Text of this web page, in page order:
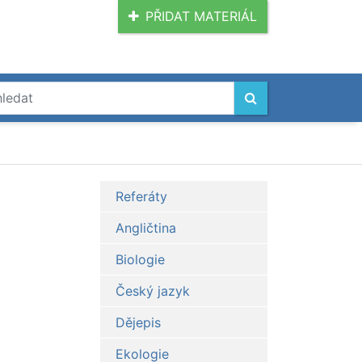
PŘIDAT MATERIÁL
Referáty
Angličtina
Biologie
Český jazyk
Dějepis
Ekologie